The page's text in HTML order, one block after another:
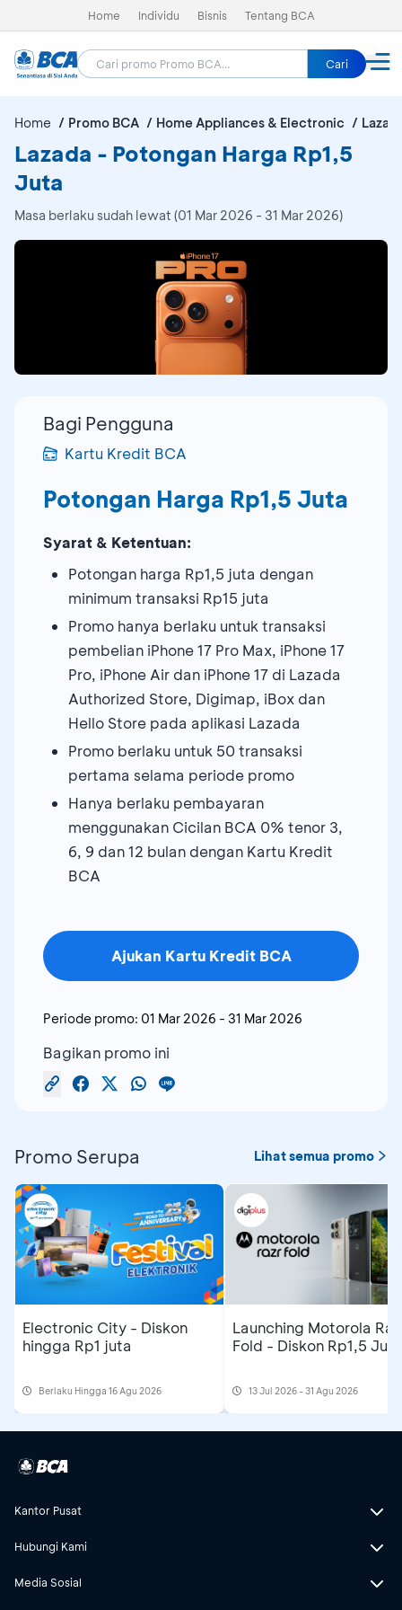
Home Individu Bisnis Tentang BCA
Cari
Home Promo BCA Home Appliances & Electronic
Lazada - Potongan Harga Rp1,5
Juta
Masa berlaku sudah lewat (01 Mar 2026 - 31 Mar 2026)
Bagi Pengguna
Kartu Kredit BCA
Potongan Harga Rp1,5 Juta
Syarat & Ketentuan:
Potongan harga Rp1,5 juta dengan
minimum transaksi Rp15 juta
Promo hanya berlaku untuk transaksi
pembelian iPhone 17 Pro Max, iPhone 17
Pro, iPhone Air dan iPhone 17 di Lazada
Authorized Store, Digimap, iBox dan
Hello Store pada aplikasi Lazada
Promo berlaku untuk 50 transaksi
pertama selama periode promo
Hanya berlaku pembayaran
menggunakan Cicilan BCA 0% tenor 3,
6, 9 dan 12 bulan dengan Kartu Kredit
BCA
Ajukan Kartu Kredit BCA
Periode promo: 01 Mar 2026 - 31 Mar 2026
Bagikan promo ini
Promo Serupa Lihat semua promo
Electronic City - Diskon
hingga Rp1 juta
Berlaku Hingga 16 Agu 2026
Launching Motorola
Fold - Diskon Rp1,5 Juta
13 Jul 2026 - 31 Agu 2026
Kantor Pusat
Hubungi Kami
Media Sosial